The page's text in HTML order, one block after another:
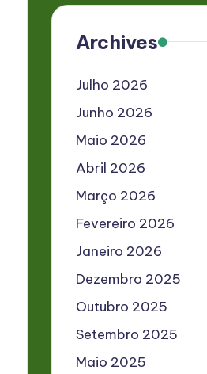
Archives
Julho 2026
Junho 2026
Maio 2026
Abril 2026
Março 2026
Fevereiro 2026
Janeiro 2026
Dezembro 2025
Outubro 2025
Setembro 2025
Maio 2025